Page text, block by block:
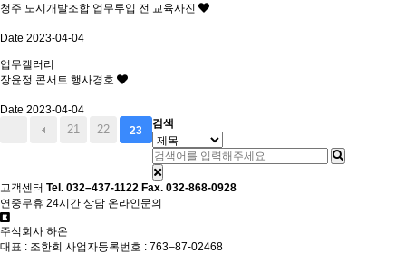
청주 도시개발조합 업무투입 전 교육사진
Date 2023-04-04
업무갤러리
장윤정 콘서트 행사경호
Date 2023-04-04
21 22 23
검색
고객센터 Tel. 032–437-1122 Fax. 032-868-0928
연중무휴 24시간 상담 온라인문의
주식회사 하온
대표 : 조한희 사업자등록번호 : 763–87-02468